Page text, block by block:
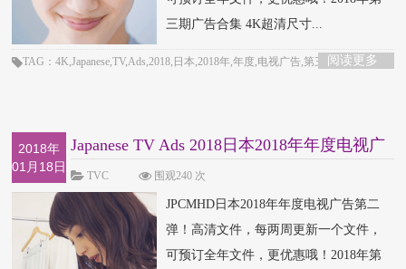
三期广告合集 4K超清尺寸...
阅读更多
TAG：4K,Japanese,TV,Ads,2018,日本,2018年,年度,电视广告,第三弹
2018年
01月18日
Japanese TV Ads 2018日本2018年年度电视广
告第二弹
TVC 围观240 次
JPCMHD日本2018年年度电视广告第二
弹！高清文件，每两周更新一个文件，
可预订全年文件，更优惠哦！2018年第